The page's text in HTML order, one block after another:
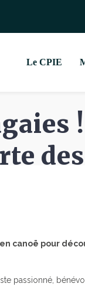
Le CPIE
canoë pour
passionné,